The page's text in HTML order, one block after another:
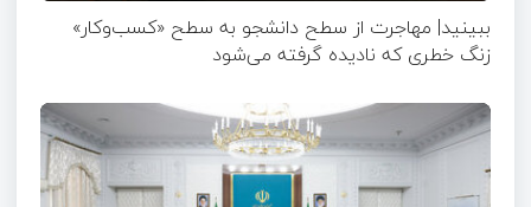
ببینید| مهاجرت از سطح دانشجو به سطح «کسب‌وکار»
زنگ خطری که نادیده گرفته می‌شود